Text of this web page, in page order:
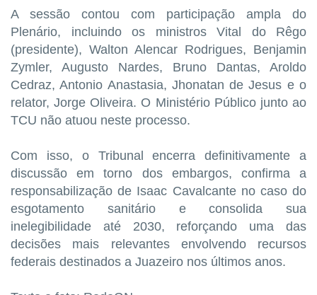
A sessão contou com participação ampla do
Plenário, incluindo os ministros Vital do Rêgo
(presidente), Walton Alencar Rodrigues, Benjamin
Zymler, Augusto Nardes, Bruno Dantas, Aroldo
Cedraz, Antonio Anastasia, Jhonatan de Jesus e o
relator, Jorge Oliveira. O Ministério Público junto ao
TCU não atuou neste processo.
Com isso, o Tribunal encerra definitivamente a
discussão em torno dos embargos, confirma a
responsabilização de Isaac Cavalcante no caso do
esgotamento sanitário e consolida sua
inelegibilidade até 2030, reforçando uma das
decisões mais relevantes envolvendo recursos
federais destinados a Juazeiro nos últimos anos.